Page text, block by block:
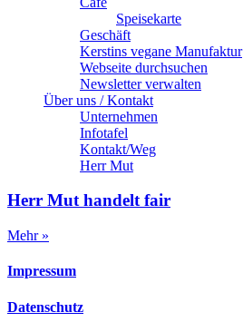
Speisekarte
Geschäft
Kerstins vegane Manufaktur
Webseite durchsuchen
Newsletter verwalten
Über uns / Kontakt
Unternehmen
Infotafel
Kontakt/Weg
Herr Mut
Herr Mut handelt fair
Mehr »
Impressum
Datenschutz